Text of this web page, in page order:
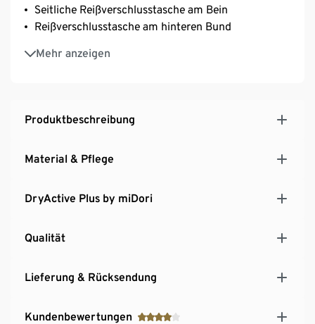
Seitliche Reißverschlusstasche am Bein
Reißverschlusstasche am hinteren Bund
Mehr anzeigen
Elastischer, hoher Bund
Produktbeschreibung
Material & Pflege
DryActive Plus by miDori
Qualität
Lieferung & Rücksendung
Kundenbewertungen